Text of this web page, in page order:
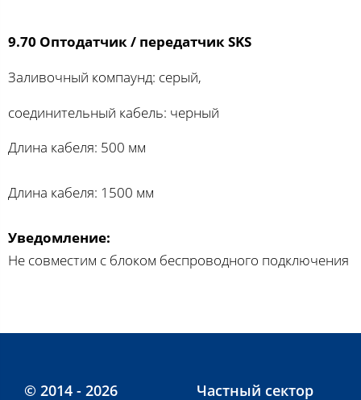
9.70 Оптодатчик / передатчик SKS
Заливочный компаунд: серый,
соединительный кабель: черный
Длина кабеля: 500 мм
Длина кабеля: 1500 мм
Уведомление:
Не совместим с блоком беспроводного подключения
© 2014 - 2026 Частный сектор